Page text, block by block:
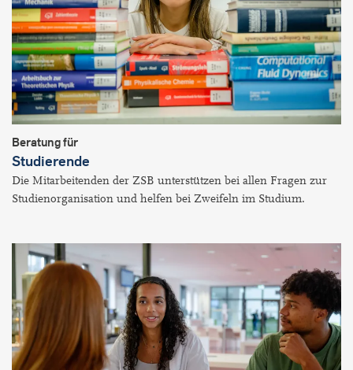
Beratung für
Studierende
Die Mitarbeitenden der ZSB unterstützen bei allen Fragen zur
Studienorganisation und helfen bei Zweifeln im Studium.